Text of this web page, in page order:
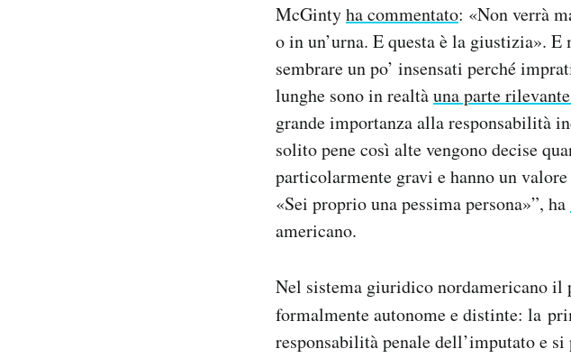
McGintyha commentato: «Non verrà
o in un’urna. E questa è la giustizia».
sembrare un po’ insensati perché
lunghe sono in realtàuna parte
grande importanza alla responsabilità
solito pene così alte vengono decise
particolarmente gravi e hanno un
«Sei proprio una pessima persona»”, ha
americano.
Nel sistema giuridico nordamericano il
formalmente autonome e distinte: la
responsabilità penale dell’imputato e